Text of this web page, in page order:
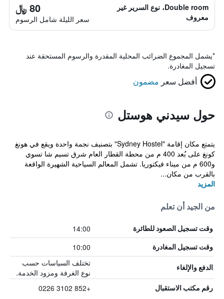
Double room، نوع السرير غير
معروف
80 ﷼
سعر الليلة شامل الرسوم
*يشمل المجموع الضرائب المحلية المقدرة والرسوم المستحقة عند
تسجيل المغادرة.
أفضل سعر مضمون
حول سيدني هوستل
يتمتع مكان إقامة "Sydney Hostel" بتصنيف نجمة واحدة ويقع في هونغ
كونغ على بُعد 400 م من محطة القطار العام شرق تسيم شا تسوي
و600 م من ميناء فيكتوريا. تشمل المعالم السياحية الشهيرة الواقعة
بالقرب من مكان...
المزيد
من الجيد أن تعلم
وقت تسجيل الصعود للطائرة 14:00
وقت تسجيل المغادرة 10:00
الدفع والإلغاء
تختلف السياسات حسب
نوع الغرفة ومزود الخدمة.
رقم مكتب الاستقبال +852 3102 0226